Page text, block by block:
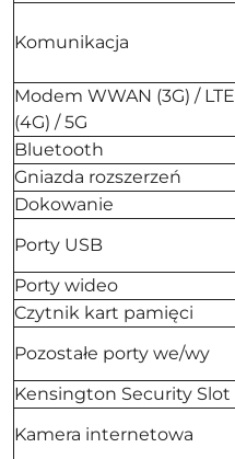
Komunikacja
Modem WWAN (3G) / LTE
(4G) / 5G
Bluetooth
Gniazda rozszerzeń
Dokowanie
Porty USB
Porty wideo
Czytnik kart pamięci
Pozostałe porty we/wy
Kensington Security Slot
Kamera internetowa